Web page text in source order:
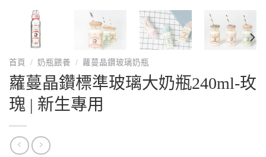
首頁 / 奶瓶餵養 / 蘿蔓晶鑽玻璃奶瓶
蘿蔓晶鑽標準玻璃大奶瓶240ml-玫
瑰 | 新生專用